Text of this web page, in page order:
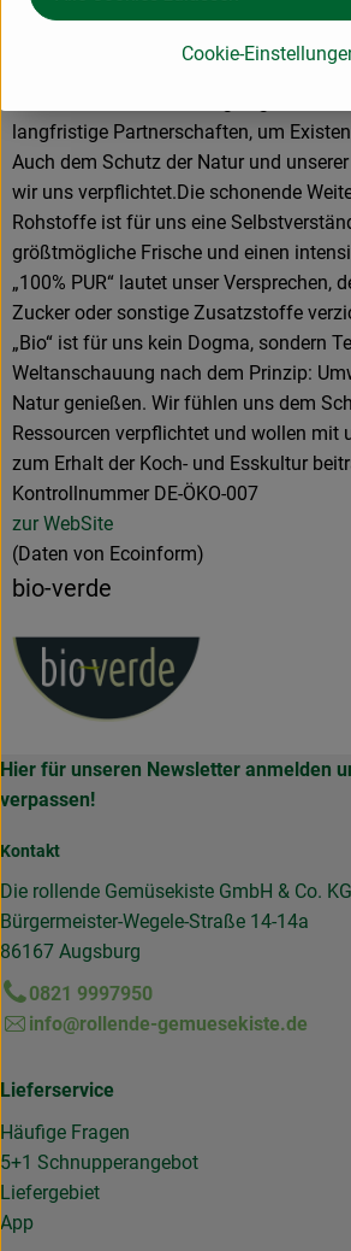
Unser Anspruch ist es, beste Rohstoffe
langfristige Partnerschaften, um
Auch dem Schutz der Natur und
wir uns verpflichtet.Die schonende
Rohstoffe ist für uns eine
größtmögliche Frische und einen
„100% PUR“ lautet unser Versprechen,
Zucker oder sonstige Zusatzstoffe
„Bio“ ist für uns kein Dogma, sondern
Weltanschauung nach dem Prinzip:
Natur genießen. Wir fühlen uns dem
Ressourcen verpflichtet und wollen mit
zum Erhalt der Koch- und Esskultur
Kontrollnummer DE-ÖKO-007
zur WebSite
(Daten von Ecoinform)
bio-verde
Hier für unseren Newsletter anmelden
verpassen!
Kontakt
Die rollende Gemüsekiste GmbH & Co. KG
Bürgermeister-Wegele-Straße 14-14a
86167 Augsburg
0821 9997950
info@rollende-gemuesekiste.de
Lieferservice
Häufige Fragen
5+1 Schnupperangebot
Liefergebiet
App
Cookie-